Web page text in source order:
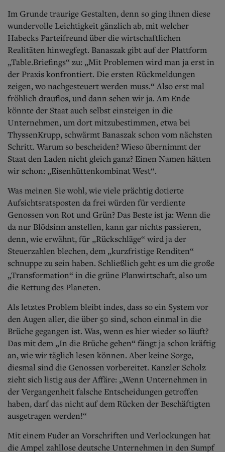
Im Grunde traurige Gestalten, denn so ging ihnen diese
wundervolle Leichtigkeit gänzlich ab, mit welcher
Habecks Parteifreund über die wirtschaftlichen
Realitäten hinwegfegt. Banaszak gibt auf der Plattform
„Table.Briefings“ zu: „Mit Problemen wird man ja erst in
der Praxis konfrontiert. Die ersten Rückmeldungen
zeigen, wo nachgesteuert werden muss.“ Also erst mal
fröhlich drauflos, und dann sehen wir ja. Am Ende
könnte der Staat auch selbst einsteigen in die
Unternehmen, um dort mitzubestimmen, etwa bei
ThyssenKrupp, schwärmt Banaszak schon vom nächsten
Schritt. Warum so bescheiden? Wieso übernimmt der
Staat den Laden nicht gleich ganz? Einen Namen hätten
wir schon: „Eisenhüttenkombinat West“.
Was meinen Sie wohl, wie viele prächtig dotierte
Aufsichtsratsposten da frei würden für verdiente
Genossen von Rot und Grün? Das Beste ist ja: Wenn die
da nur Blödsinn anstellen, kann gar nichts passieren,
denn, wie erwähnt, für „Rückschläge“ wird ja der
Steuerzahlen blechen, dem „kurzfristige Renditen“
schnuppe zu sein haben. Schließlich geht es um die große
„Transformation“ in die grüne Planwirtschaft, also um
die Rettung des Planeten.
Als letztes Problem bleibt indes, dass so ein System vor
den Augen aller, die über 50 sind, schon einmal in die
Brüche gegangen ist. Was, wenn es hier wieder so läuft?
Das mit dem „In die Brüche gehen“ fängt ja schon kräftig
an, wie wir täglich lesen können. Aber keine Sorge,
diesmal sind die Genossen vorbereitet. Kanzler Scholz
zieht sich listig aus der Affäre: „Wenn Unternehmen in
der Vergangenheit falsche Entscheidungen getroffen
haben, darf das nicht auf dem Rücken der Beschäftigten
ausgetragen werden!“
Mit einem Fuder an Vorschriften und Verlockungen hat
die Ampel zahllose deutsche Unternehmen in den Sumpf